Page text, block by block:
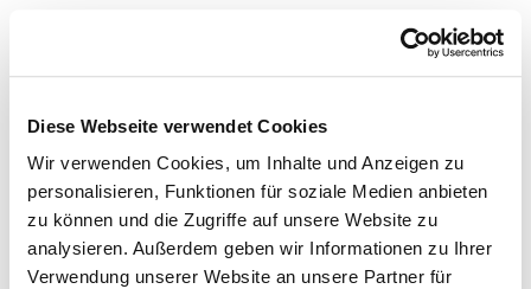
Diese Webseite verwendet Cookies
Wir verwenden Cookies, um Inhalte und Anzeigen zu
personalisieren, Funktionen für soziale Medien anbieten
zu können und die Zugriffe auf unsere Website zu
analysieren. Außerdem geben wir Informationen zu Ihrer
Verwendung unserer Website an unsere Partner für